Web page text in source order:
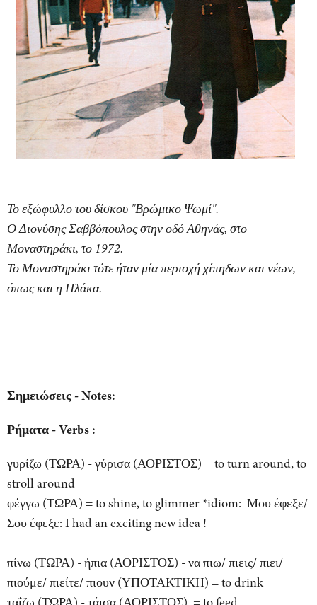
Το εξώφυλλο του δίσκου "Βρώμικο Ψωμί".
Ο Διονύσης Σαββόπουλος στην οδό Αθηνάς, στο
Μοναστηράκι, το 1972.
Το Μοναστηράκι τότε ήταν μία περιοχή χίπηδων και νέων,
όπως και η Πλάκα.
Σημειώσεις - Notes:
Ρήματα - Verbs :
γυρίζω (ΤΩΡΑ) - γύρισα (ΑΟΡΙΣΤΟΣ) = to turn around, to
stroll around
φέγγω (ΤΩΡΑ) = to shine, to glimmer *idiom: Μου έφεξε/
Σου έφεξε: I had an exciting new idea !
πίνω (ΤΩΡΑ) - ήπια (ΑΟΡΙΣΤΟΣ) - να πιω/ πιεις/ πιει/
πιούμε/ πιείτε/ πιουν (ΥΠΟΤΑΚΤΙΚΗ) = to drink